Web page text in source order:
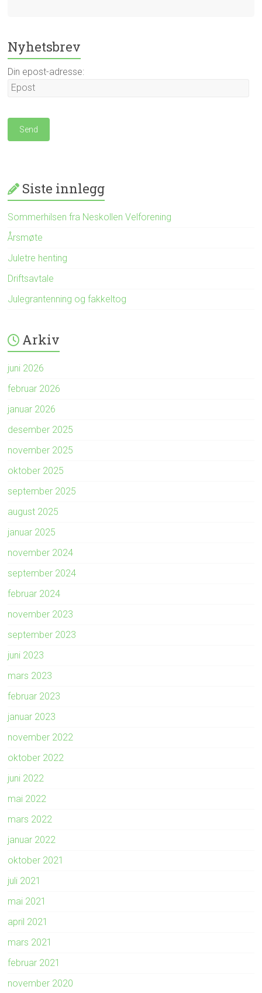
Nyhetsbrev
Din epost-adresse:
Siste innlegg
Sommerhilsen fra Neskollen Velforening
Årsmøte
Juletre henting
Driftsavtale
Julegrantenning og fakkeltog
Arkiv
juni 2026
februar 2026
januar 2026
desember 2025
november 2025
oktober 2025
september 2025
august 2025
januar 2025
november 2024
september 2024
februar 2024
november 2023
september 2023
juni 2023
mars 2023
februar 2023
januar 2023
november 2022
oktober 2022
juni 2022
mai 2022
mars 2022
januar 2022
oktober 2021
juli 2021
mai 2021
april 2021
mars 2021
februar 2021
november 2020